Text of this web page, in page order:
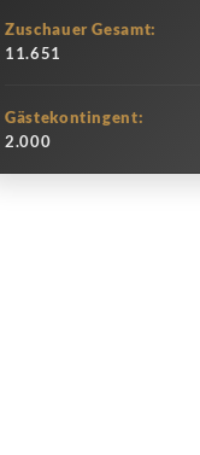
Zuschauer Gesamt:
11.651
Gästekontingent:
2.000